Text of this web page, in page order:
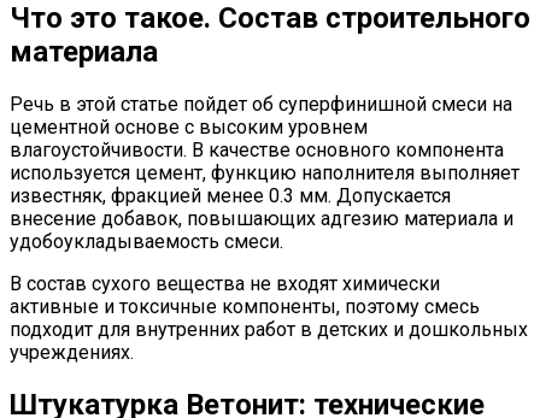
Что это такое. Состав строительного
материала
Речь в этой статье пойдет об суперфинишной смеси на
цементной основе с высоким уровнем
влагоустойчивости. В качестве основного компонента
используется цемент, функцию наполнителя выполняет
известняк, фракцией менее 0.3 мм. Допускается
внесение добавок, повышающих адгезию материала и
удобоукладываемость смеси.
В состав сухого вещества не входят химически
активные и токсичные компоненты, поэтому смесь
подходит для внутренних работ в детских и дошкольных
учреждениях.
Штукатурка Ветонит: технические